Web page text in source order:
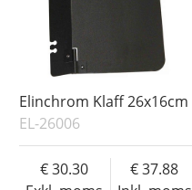
Elinchrom Klaff 26x16cm
EL-26006
30.30
37.88